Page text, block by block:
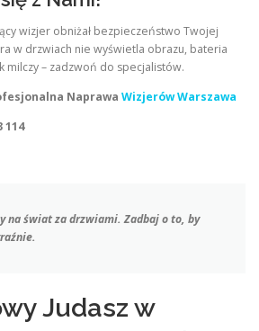
wizjer obniżał bezpieczeństwo Twojej
w drzwiach nie wyświetla obrazu, bateria
milczy – zadzwoń do specjalistów.
Naprawa Wizjerów Warszawa
114
na świat za drzwiami. Zadbaj o to, by
Judasz w